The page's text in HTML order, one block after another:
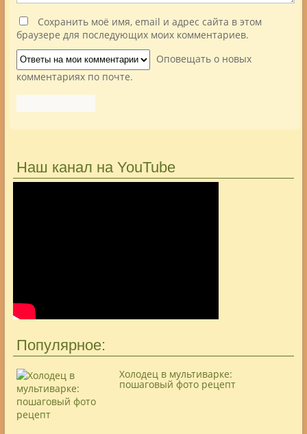
Сохранить моё имя, email и адрес сайта в этом
браузере для последующих моих комментариев.
Оповещать о новых
комментариях по почте.
Наш канал на YouTube
Популярное:
Холодец в мультиварке:
пошаговый фото рецепт